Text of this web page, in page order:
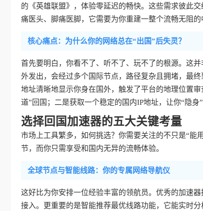
的《英雄联盟》，体验零延迟的畅快。这些需求彼此
痛医头、脚痛医脚，它需要为你重建一整个流畅无阻的
核心痛点：为什么你的网络总在“出国”后失灵？
首先要明白，你看不了、听不了、玩不了的根源。这
外发出，会经过多个国际节点，路径复杂且拥堵，最
地址清晰地显示你身在国外，触发了平台的地理位置
道”回国；二是获取一个稳定的国内IP地址，让你“隐身”
选择回国加速器的五大关键考量
市场上工具繁多，如何挑选？你需要关注的不只是“能
节，而你只需享受和国内无异的流畅体验。
全球节点与智能线路：你的专属网络导航仪
这好比为你安排一位经验丰富的领航员。优秀的加速
接入。更重要的是智能推荐最优线路功能，它能实时